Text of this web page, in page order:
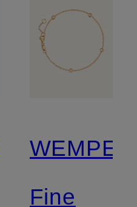
WEMPE
Fine